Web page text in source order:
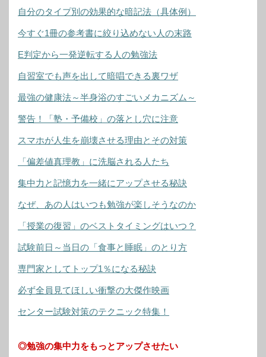
自分のタイプ別の効果的な暗記法（具体例）
今すぐ1冊の参考書に絞り込めない人の末路
E判定から一発逆転する人の勉強法
自習室でも声を出して暗唱できる裏ワザ
最強の健康法～半身浴のすごいメカニズム～
警告！「塾・予備校」の落とし穴に注意
スマホが人生を崩壊させる理由とその対策
「偏差値真理教」に洗脳される人たち
集中力と記憶力を一緒にアップさせる秘訣
なぜ、あの人はいつも勉強が楽しそうなのか
「授業の復習」のベストタイミングはいつ？
試験前日～当日の「食事と睡眠」のとり方
専門家としてトップ1％になる秘訣
必ず全員見てほしい衝撃の大傑作映画
センター試験対策のテクニック特集！
◎勉強の集中力をもっとアップさせたい